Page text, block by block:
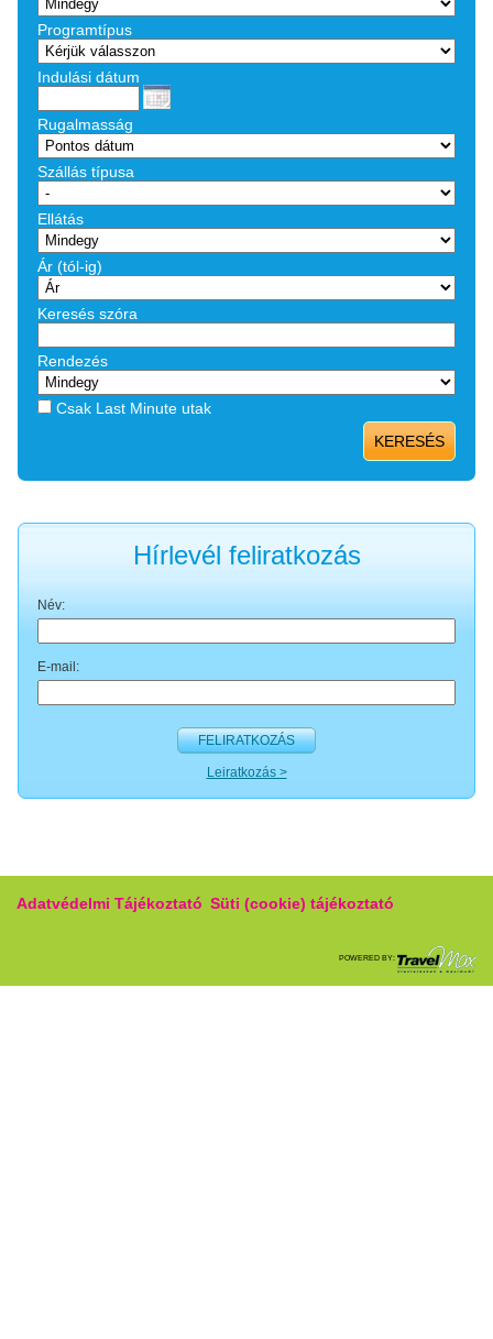
Programtípus
Indulási dátum
Rugalmasság
Szállás típusa
Ellátás
Ár (tól-ig)
Keresés szóra
Rendezés
Csak Last Minute utak
KERESÉS
Hírlevél feliratkozás
Név:
E-mail:
FELIRATKOZÁS
Leiratkozás >
Adatvédelmi Tájékoztató Süti (cookie) tájékoztató
POWERED BY: